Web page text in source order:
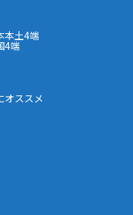
本土4端
4端
オススメ